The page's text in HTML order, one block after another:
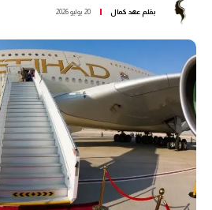
بقلم عهد كمال 20 يوليو 2026